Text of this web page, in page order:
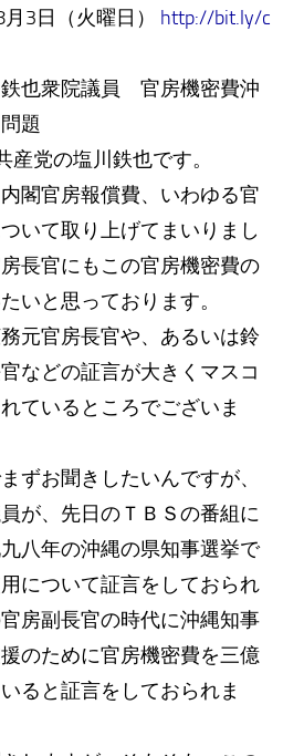
3日（火曜日） http://bit.ly/c
鉄也衆院議員 官房機密費沖
題
党の塩川鉄也です。
閣官房報償費、いわゆる官
いて取り上げてまいりまし
長官にもこの官房機密費の
いと思っております。
元官房長官や、あるいは鈴
などの証言が大きくマスコ
ているところでございま
ずお聞きしたいんですが、
が、先日のＴＢＳの番組に
八年の沖縄の県知事選挙で
について証言をしておられ
房副長官の時代に沖縄知事
のために官房機密費を三億
ると証言をしておられま